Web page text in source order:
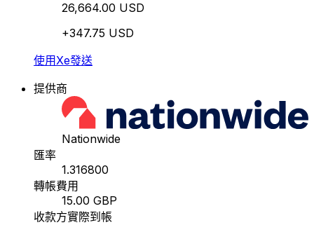
26,664.00 USD
+347.75 USD
使用Xe發送
提供商
Nationwide
匯率
1.316800
轉帳費用
15.00 GBP
收款方實際到帳